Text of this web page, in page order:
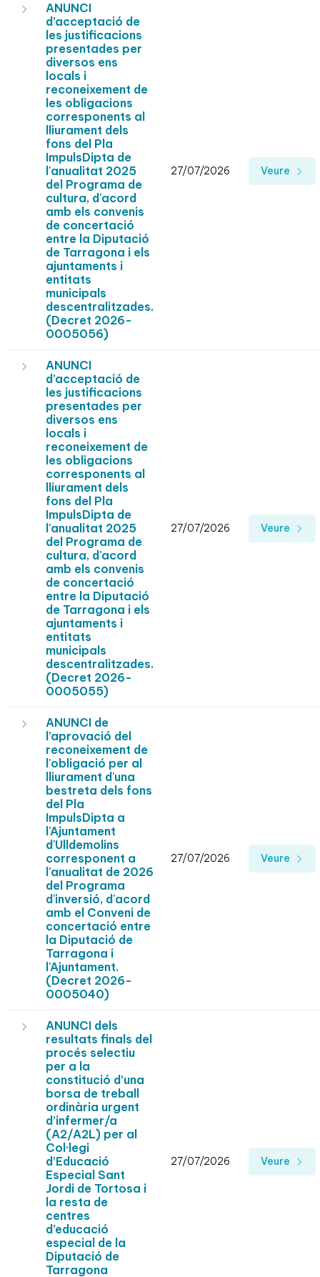
ANUNCI
d’acceptació de
les justificacions
presentades per
diversos ens
locals i
reconeixement de
les obligacions
corresponents al
lliurament dels
fons del Pla
ImpulsDipta de
l'anualitat 2025
del Programa de
cultura, d'acord
amb els convenis
de concertació
entre la Diputació
de Tarragona i els
ajuntaments i
entitats
municipals
descentralitzades.
(Decret 2026-
0005056)
27/07/2026 Veure
ANUNCI
d’acceptació de
les justificacions
presentades per
diversos ens
locals i
reconeixement de
les obligacions
corresponents al
lliurament dels
fons del Pla
ImpulsDipta de
l'anualitat 2025
del Programa de
cultura, d'acord
amb els convenis
de concertació
entre la Diputació
de Tarragona i els
ajuntaments i
entitats
municipals
descentralitzades.
(Decret 2026-
0005055)
27/07/2026 Veure
ANUNCI de
l’aprovació del
reconeixement de
l'obligació per al
lliurament d'una
bestreta dels fons
del Pla
ImpulsDipta a
l'Ajuntament
d'Ulldemolins
corresponent a
l'anualitat de 2026
del Programa
d'inversió, d'acord
amb el Conveni de
concertació entre
la Diputació de
Tarragona i
l'Ajuntament.
(Decret 2026-
0005040)
27/07/2026 Veure
ANUNCI dels
resultats finals del
procés selectiu
per a la
constitució d’una
borsa de treball
ordinària urgent
d’infermer/a
(A2/A2L) per al
Col·legi
d’Educació
Especial Sant
Jordi de Tortosa i
la resta de
centres
d’educació
especial de la
Diputació de
Tarragona
27/07/2026 Veure